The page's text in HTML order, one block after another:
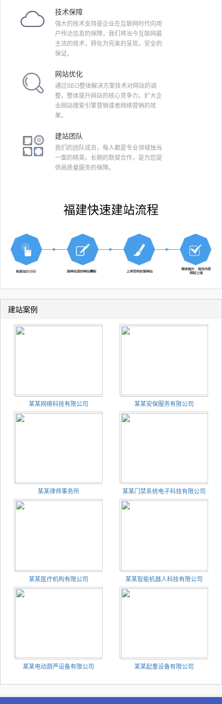
技术保障
强大的技术支持是企业在互联网时代向用
户传达信息的保障，我们将当今互联网最
主流的技术，转化为完美的呈现，安全的
保证。
网站优化
通过SEO整体解决方案技术对网站的调
整，整体提升网站的核心竞争力，扩大企
业网站搜索引擎营销或者网络营销的效
果。
建站团队
我们的团队成员，每人都是专业领域独当
一面的精英。长期的默契合作，是为您提
供高质量服务的保障。
福建快速建站流程
建站案例
某某网络科技有限公司 某某安保服务有限公司
某某律师事务所 某某门禁系统电子科技有限公司
某某医疗机构有限公司 某某智能机器人科技有限公司
某某电动葫芦设备有限公司 某某起重设备有限公司